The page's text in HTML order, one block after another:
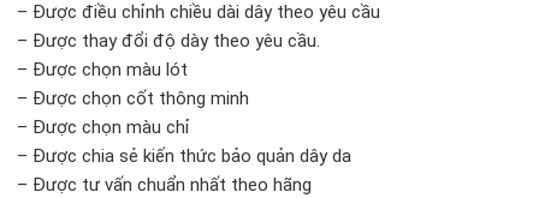
– Được điều chỉnh chiều dài dây theo yêu cầu
– Được thay đổi độ dày theo yêu cầu.
– Được chọn màu lót
– Được chọn cốt thông minh
– Được chọn màu chỉ
– Được chia sẻ kiến thức bảo quản dây da
– Được tư vấn chuẩn nhất theo hãng